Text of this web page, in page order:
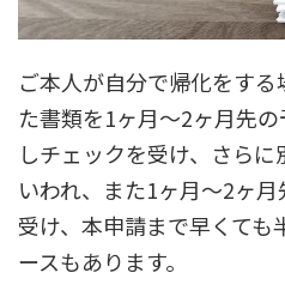
ご本人が自分で帰化をす
た書類を1ヶ月〜2ヶ月先
しチェックを受け、さら
いわれ、また1ヶ月〜2ヶ
受け、本申請まで早くて
ースもあります。